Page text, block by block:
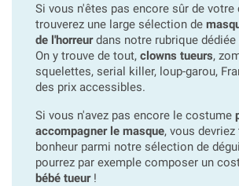
Si vous n'êtes pas encore sûr de votre
trouverez une large sélection de
de l'horreurdans notre rubrique dédiée
On y trouve de tout, clowns tueurs,
squelettes, serial killer, loup-garou,
des prix accessibles.
Si vous n'avez pas encore le costume
accompagner le masque, vous
bonheur parmi notre sélection de
pourrez par exemple composer un
bébé tueur!